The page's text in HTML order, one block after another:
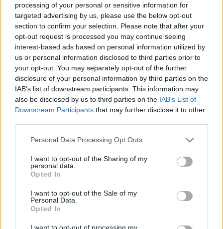
processing of your personal or sensitive information for
targeted advertising by us, please use the below opt-out
section to confirm your selection. Please note that after your
opt-out request is processed you may continue seeing
interest-based ads based on personal information utilized by
us or personal information disclosed to third parties prior to
your opt-out. You may separately opt-out of the further
disclosure of your personal information by third parties on the
IAB’s list of downstream participants. This information may
also be disclosed by us to third parties on the IAB’s List of
Downstream Participants that may further disclose it to other
Please note that this website/app uses one or more Google
not limited to your visit or usage behaviour. You may click to
grant or deny consent to Google and its third-party tags to
use your data for below specified purposes in below Google
consent section.
Personal Data Processing Opt Outs
I want to opt-out of the Sharing of my
personal data.
Opted In
I want to opt-out of the Sale of my
Personal Data.
Opted In
UCEPROTECT: ezek buzik
blackshepherd•2011. február 20.
Ha valaki találkozott már ezzel a "nagyszerű"
szervezettel, amelyik egész AS-eket rak fekete listára
-az idióta pattanásos képű rendszergizdák meg ...
Spamassassin fail
There's been a number of people complaining about
rejected as spam when discussing replication. The
Mi lesz az utolsó 2000